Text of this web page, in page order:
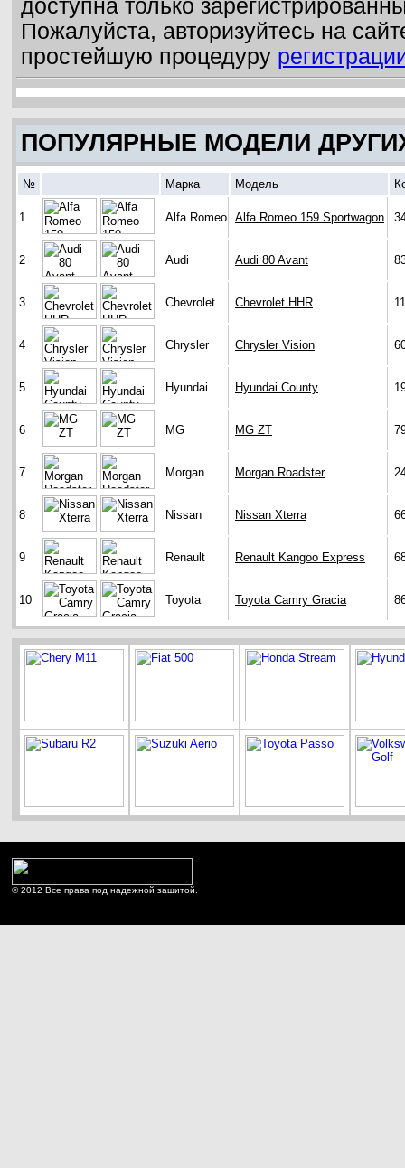
доступна только
Пожалуйста, авторизуйтесь на
простейшую процедуру
ПОПУЛЯРНЫЕ МОДЕЛИ
№ Марка Модель
1 Alfa Romeo Alfa Romeo 159 Sportwagon
2 Audi Audi 80 Avant
3 Chevrolet Chevrolet HHR
4 Chrysler Chrysler Vision
5 Hyundai Hyundai County
6 MG MG ZT
7 Morgan Morgan Roadster
8 Nissan Nissan Xterra
9 Renault Renault Kangoo Express
10 Toyota Toyota Camry Gracia
© 2012 Все права под надежной защитой.